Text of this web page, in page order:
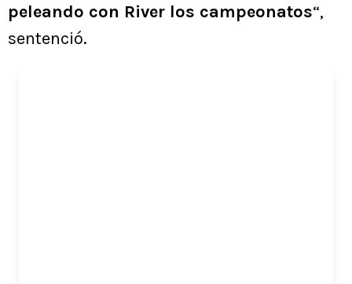
peleando con River los campeonatos“,
sentenció.